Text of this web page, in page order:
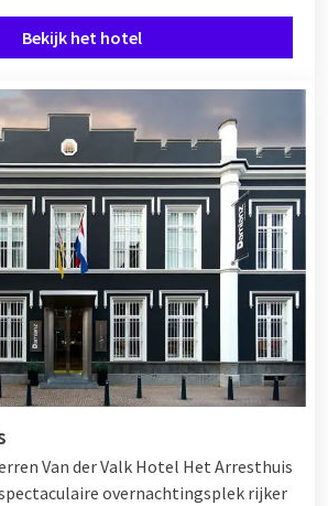
Bekijk het hotel
Van der Valk Hotel Het Arresthuis
overnachtingsplek rijker